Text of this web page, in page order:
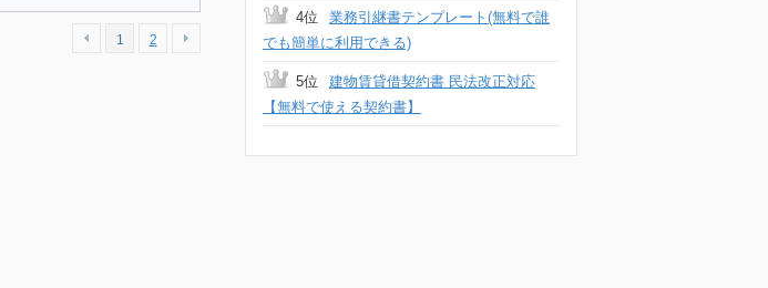
1 2
4位
業務引継書テンプレート(無料で誰
でも簡単に利用できる)
5位
建物賃貸借契約書 民法改正対応
【無料で使える契約書】